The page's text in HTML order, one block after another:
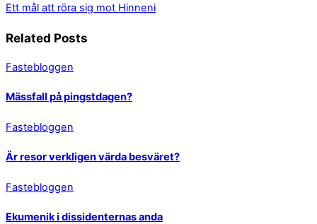
Ett mål att röra sig mot Hinneni
Related Posts
Fastebloggen
Mässfall på pingstdagen?
Fastebloggen
Är resor verkligen värda besväret?
Fastebloggen
Ekumenik i dissidenternas anda